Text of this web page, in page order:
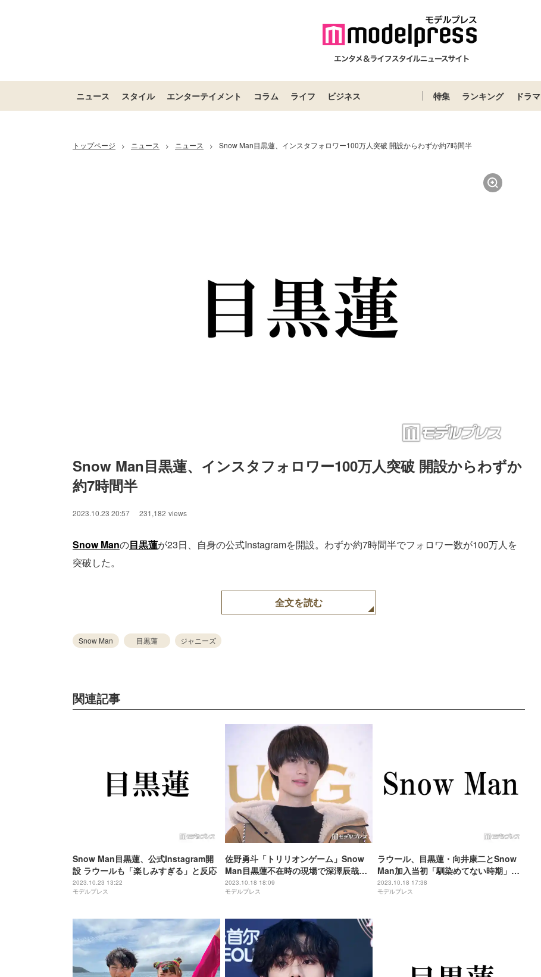
ニュース スタイル エンターテイメント コラム ライフ ビジネス 特集 ランキング ドラマ
トップページ > ニュース > ニュース > Snow Man目黒蓮、インスタフォロワー100万人突破 開設からわずか約7時間半
Snow Man目黒蓮、インスタフォロワー100万人突破 開設からわずか
約7時間半
2023.10.23 20:57 231,182 views
Snow Manの目黒蓮が23日、自身の公式Instagramを開設。わずか約7時間半でフォロワー数が100万人を
突破した。
全文を読む
Snow Man 目黒蓮 ジャニーズ
関連記事
Snow Man目黒蓮、公式Instagram開
設 ラウールも「楽しみすぎる」と反応
2023.10.23 13:22
モデルプレス
佐野勇斗「トリリオンゲーム」Snow
Man目黒蓮不在時の現場で深澤辰哉と
写真撮影 目黒が後日の連絡も明かす
2023.10.18 18:09
モデルプレス
ラウール、目黒蓮・向井康二とSnow
Man加入当初「馴染めてない時期」に
深澤辰哉含む4人で温泉へ “愛おし
い”深澤に感謝語る
2023.10.18 17:38
モデルプレス